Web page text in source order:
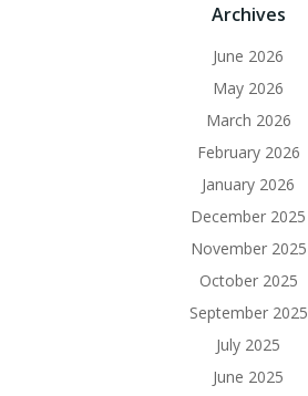
Archives
June 2026
May 2026
March 2026
February 2026
January 2026
December 2025
November 2025
October 2025
September 2025
July 2025
June 2025